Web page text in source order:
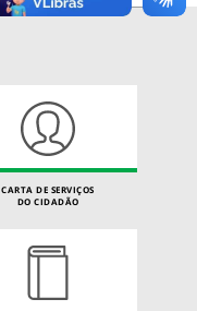
CARTA DE SERVIÇOS
DO CIDADÃO